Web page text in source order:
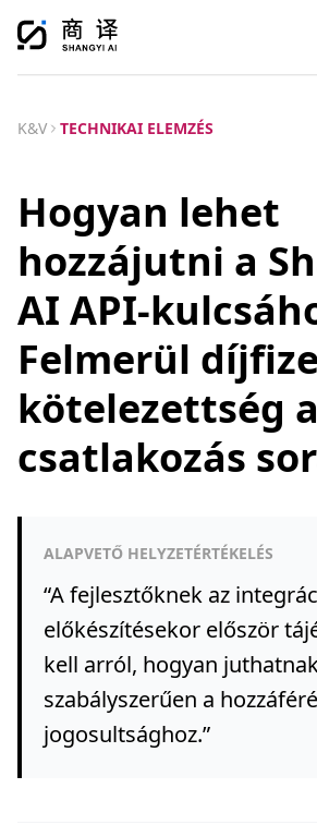
K&V TECHNIKAI ELEMZÉS
Hogyan lehet
hozzájutni a
AI API-
Felmerül
kötelezettség a
csatlakozás
ALAPVETŐ HELYZETÉRTÉKELÉS
“A fejlesztőknek az
előkészítésekor először
kell arról, hogyan
szabályszerűen a
jogosultsághoz.”